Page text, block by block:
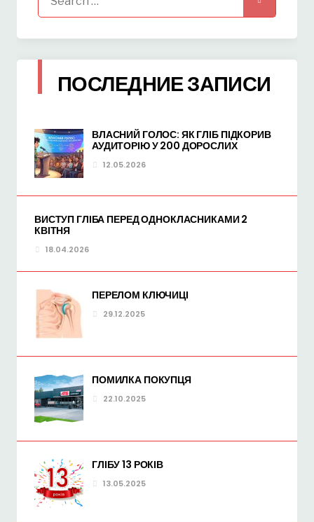
for:
ПОСЛЕДНИЕ ЗАПИСИ
ВЛАСНИЙ ГОЛОС: ЯК ГЛІБ ПІДКОРИВ
АУДИТОРІЮ У 200 ДОРОСЛИХ
12.05.2026
ВИСТУП ГЛІБА ПЕРЕД ОДНОКЛАСНИКАМИ 2
КВІТНЯ
18.04.2026
ПЕРЕЛОМ КЛЮЧИЦІ
29.12.2025
ПОМИЛКА ПОКУПЦЯ
22.10.2025
ГЛІБУ 13 РОКІВ
13.05.2025